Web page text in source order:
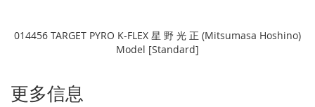
014456 TARGET PYRO K-FLEX 星 野 光 正 (Mitsumasa Hoshino)
Model [Standard]
更多信息